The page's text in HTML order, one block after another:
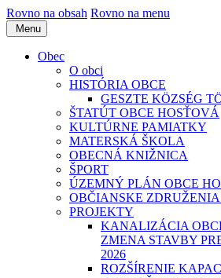
Rovno na obsah Rovno na menu
Menu
Obec
O obci
HISTÓRIA OBCE
GESZTE KÖZSÉG
ŠTATÚT OBCE HOSŤOVÁ
KULTÚRNE PAMIATKY
MATERSKÁ ŠKOLA
OBECNÁ KNIŽNICA
ŠPORT
ÚZEMNÝ PLÁN OBCE
OBČIANSKE
PROJEKTY
KANALIZÁCIA
ZMENA STAVBY
2026
ROZŠÍRENIE